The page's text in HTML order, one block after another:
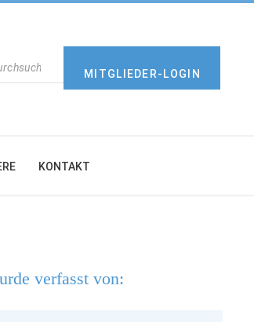
MITGLIEDER-LOGIN
KONTAKT
verfasst von: